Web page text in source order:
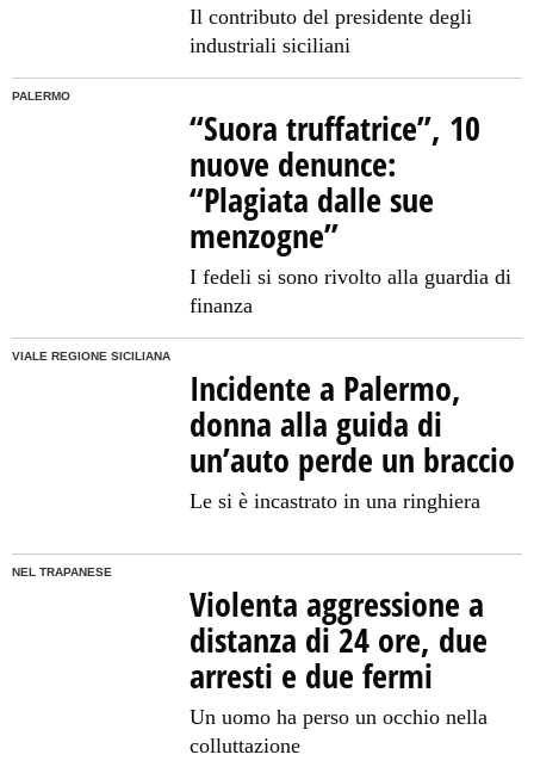
Il contributo del presidente degli
industriali siciliani
PALERMO
“Suora truffatrice”, 10
nuove denunce:
“Plagiata dalle sue
menzogne”
I fedeli si sono rivolto alla guardia di
finanza
VIALE REGIONE SICILIANA
Incidente a Palermo,
donna alla guida di
un’auto perde un braccio
Le si è incastrato in una ringhiera
NEL TRAPANESE
Violenta aggressione a
distanza di 24 ore, due
arresti e due fermi
Un uomo ha perso un occhio nella
colluttazione